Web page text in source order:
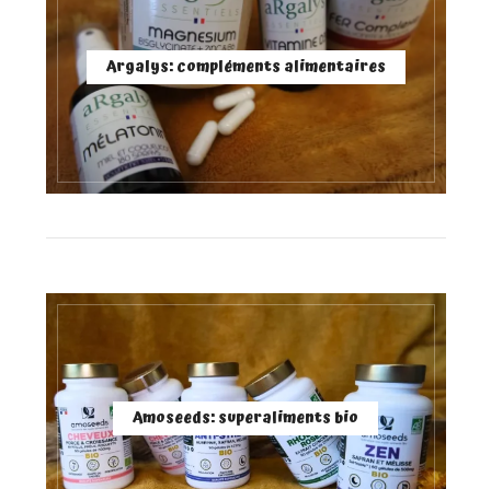
Argalys: compléments alimentaires
Amoseeds: superaliments bio